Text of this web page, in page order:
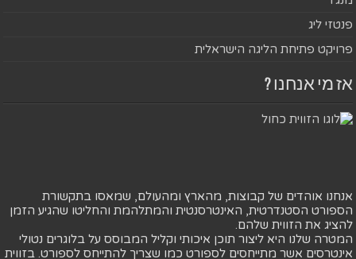
פנטזי ליג
פרויקט פתיחת הליגה הישראלית
אז מי אנחנו ?
אנחנו אוהדים של קבוצות, מהארץ ומהעולם, שמאסו בתקשורת
הספורט הסטנדרטית, האינטרסנטית והמתלהמת והחליטו שהגיע הזמן
להציג את הזווית שלהם.
המטרה שלנו היא ליצור תוכן איכותי וקליל המבוסס על בלוגרים נטולי
אינטרסים אשר מתייחסים לספורט כמו שצריך להתייחס לספורט. בזווית